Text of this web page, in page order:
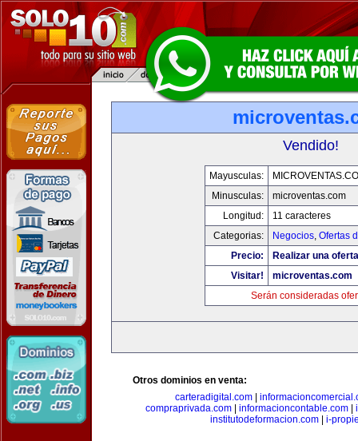
Vendido!
Mayusculas:
Minusculas:
microventas.com
Longitud:
11 caracteres
Categorias:
Negocios, Ofertas
Precio:
Realizar una
Visitar!
microventas.com
Serán consideradas
Otros dominios en venta:
carteradigital.com
compraprivada.com
informacioncontable.com
institutodeformacion.com| i-